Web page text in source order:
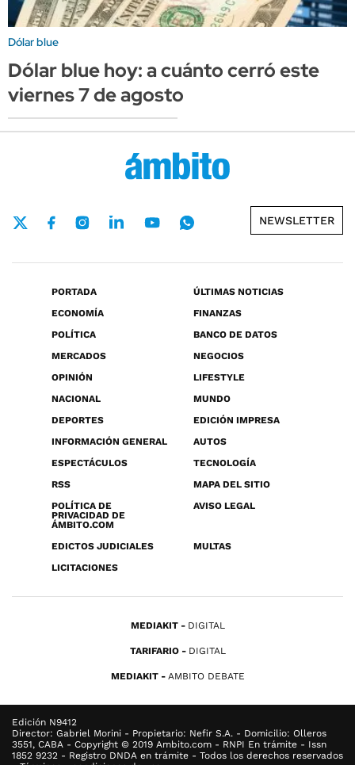
Dólar blue
Dólar blue hoy: a cuánto cerró este
viernes 7 de agosto
NEWSLETTER
PORTADA
ÚLTIMAS NOTICIAS
ECONOMÍA
FINANZAS
POLÍTICA
BANCO DE DATOS
MERCADOS
NEGOCIOS
OPINIÓN
LIFESTYLE
NACIONAL
MUNDO
DEPORTES
EDICIÓN IMPRESA
INFORMACIÓN GENERAL
AUTOS
ESPECTÁCULOS
TECNOLOGÍA
RSS
MAPA DEL SITIO
POLÍTICA DE
PRIVACIDAD DE
ÁMBITO.COM
AVISO LEGAL
EDICTOS JUDICIALES
MULTAS
LICITACIONES
MEDIAKIT DIGITAL
TARIFARIO DIGITAL
MEDIAKIT AMBITO DEBATE
Edición N9412
Director: Gabriel Morini - Propietario: Nefir S.A. - Domicilio: Olleros
3551, CABA - Copyright © 2019 Ambito.com - RNPI En trámite - Issn
1852 9232 - Registro DNDA en trámite - Todos los derechos reservados